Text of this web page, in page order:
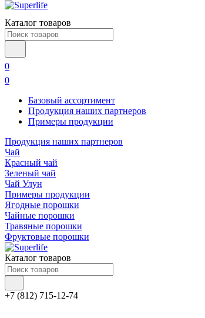
Каталог товаров
0
0
Базовый ассортимент
Продукция наших партнеров
Примеры продукции
Продукция наших партнеров
Чай
Красный чай
Зеленый чай
Чай Улун
Примеры продукции
Ягодные порошки
Чайные порошки
Травяные порошки
Фруктовые порошки
Каталог товаров
+7 (812) 715-12-74